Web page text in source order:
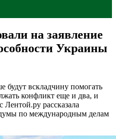
на заявление
Украины
будут вскладчину помогать
конфликт еще и два, и
Лентой.ру рассказала
по международным делам